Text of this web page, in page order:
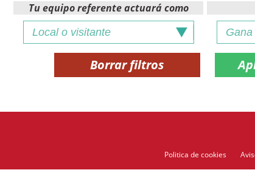
Tu equipo referente actuará como
Borrar filtros
Politica de cookies